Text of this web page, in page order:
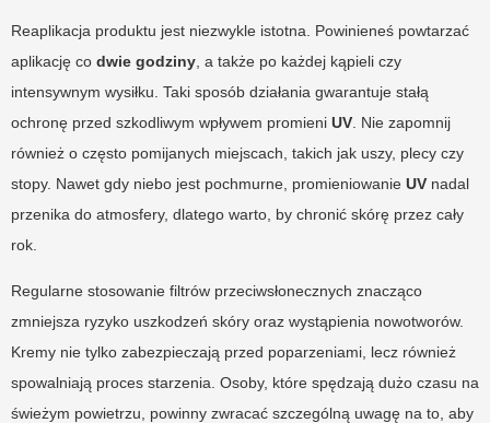
Reaplikacja produktu jest niezwykle istotna. Powinieneś powtarzać
aplikację co dwie godziny , a także po każdej kąpieli czy
intensywnym wysiłku. Taki sposób działania gwarantuje stałą
ochronę przed szkodliwym wpływem promieni UV . Nie zapomnij
również o często pomijanych miejscach, takich jak uszy, plecy czy
stopy. Nawet gdy niebo jest pochmurne, promieniowanie UV nadal
przenika do atmosfery, dlatego warto, by chronić skórę przez cały
rok.
Regularne stosowanie filtrów przeciwsłonecznych znacząco
zmniejsza ryzyko uszkodzeń skóry oraz wystąpienia nowotworów.
Kremy nie tylko zabezpieczają przed poparzeniami, lecz również
spowalniają proces starzenia. Osoby, które spędzają dużo czasu na
świeżym powietrzu, powinny zwracać szczególną uwagę na to, aby